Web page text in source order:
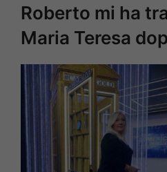
Roberto mi ha
Maria Teresa